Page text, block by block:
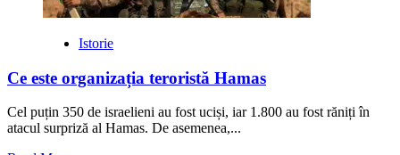
Istorie
Ce este organizația teroristă Hamas
Cel puțin 350 de israelieni au fost uciși, iar 1.800 au fost răniți în
atacul surpriză al Hamas. De asemenea,...